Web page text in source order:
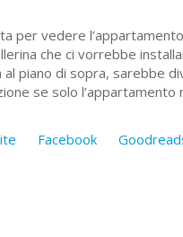
per vedere
che ci vorrebbe
piano di sopra, sarebbe
se solo
Facebook